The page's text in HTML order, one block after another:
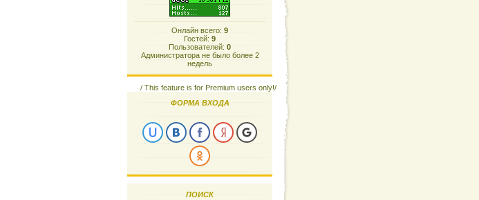
Онлайн всего: 9
Гостей: 9
Пользователей: 0
Администратора не было более 2
недель
/ This feature is for Premium users only!/
ФОРМА ВХОДА
ПОИСК